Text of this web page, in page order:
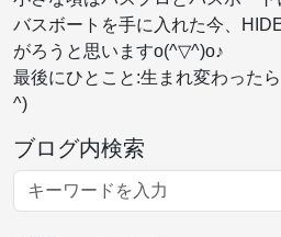
バスボートを手に入れた今、
がろうと思いますo(^▽^)o♪
最後にひとこと:生まれ変わった
^)
ブログ内検索